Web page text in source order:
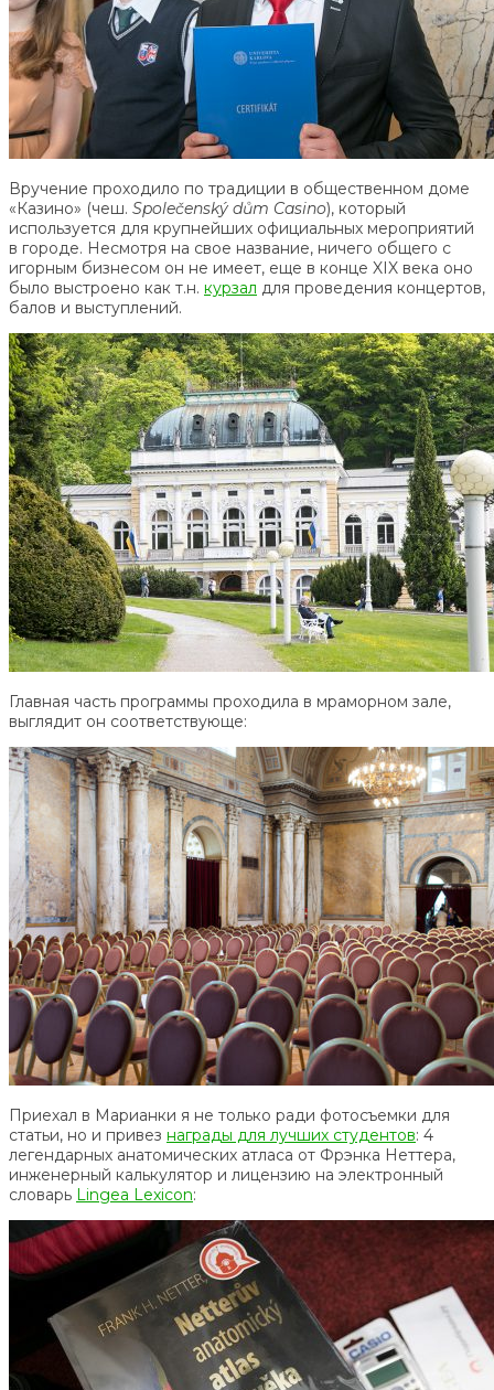
Вручение проходило по традиции в общественном доме
«Казино» (чеш. Společenský dům Casino), который
используется для крупнейших официальных мероприятий
в городе. Несмотря на свое название, ничего общего с
игорным бизнесом он не имеет, еще в конце XIX века оно
было выстроено как т.н. курзал для проведения концертов,
балов и выступлений.
Главная часть программы проходила в мраморном зале,
выглядит он соответствующе:
Приехал в Марианки я не только ради фотосъемки для
статьи, но и привез награды для лучших студентов: 4
легендарных анатомических атласа от Фрэнка Неттера,
инженерный калькулятор и лицензию на электронный
словарь Lingea Lexicon: